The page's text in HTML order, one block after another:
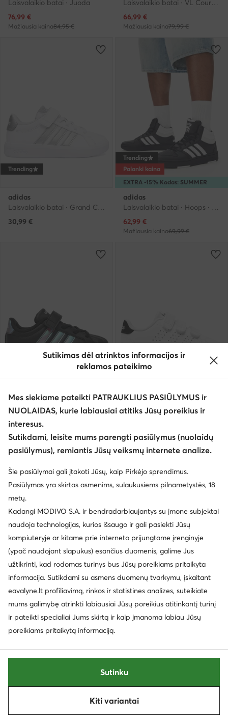
Laisvalaikio batai · Juoda
Dabartinė kaina
76,99 €
Mažiausia kaina84,95 €
Laisvalaikio batai · VL Court · Šviesiai rožinė
Dabartinė kaina
66,99 €
Mažiausia kaina79,99 €
Trending
adidas
Laisvalaikio batai · Grand Court · Balta
30,99 €
EXTRA -15% Kodas: SUMMER
Trending
Palanki kaina
adidas
Laisvalaikio batai · Hoops · Juoda
Dabartinė kaina
62,99 €
Mažiausia kaina69,99 €
adidas
Laisvalaikio batai · Juoda
38,99€
adidas
EXTRA -15% Kodas: SUMMER
Trending
adidas
Laisvalaikio batai · VL Court · Juoda
69,99€
EXTRA -25% Kodas: SUMMER
Trending
Laisvalaikio batai · Barreda · Smėlio
64,99€
Sutikimas dėl atrinktos informacijos ir
reklamos pateikimo
Mes siekiame pateikti PATRAUKLIUS PASIŪLYMUS ir
NUOLAIDAS, kurie labiausiai atitiks Jūsų poreikius ir
interesus.
Sutikdami, leisite mums parengti pasiūlymus (nuolaidų
pasiūlymus), remiantis Jūsų veiksmų internete analize.
Šie pasiūlymai gali įtakoti Jūsų, kaip Pirkėjo sprendimus.
Pasiūlymas yra skirtas asmenims, sulaukusiems pilnametystės, 18
metų.
Kadangi MODIVO S.A. ir bendradarbiaujantys su įmone subjektai
naudoja technologijas, kurios išsaugo ir gali pasiekti Jūsų
kompiuteryje ar kitame prie interneto prijungtame įrenginyje
(ypač naudojant slapukus) esančius duomenis, galime Jus
užtikrinti, kad rodomas turinys bus Jūsų poreikiams pritaikyta
informacija. Sutikdami su asmens duomenų tvarkymu, įskaitant
eavalyne.lt profiliavimą, rinkos ir statistines analizes, suteikiate
mums galimybę atrinkti labiausiai Jūsų poreikius atitinkantį turinį
ir pateikti specialiai Jums skirtą ir kaip įmanoma labiau Jūsų
poreikiams pritaikytą informaciją.
Kiti variantai
Sutinku